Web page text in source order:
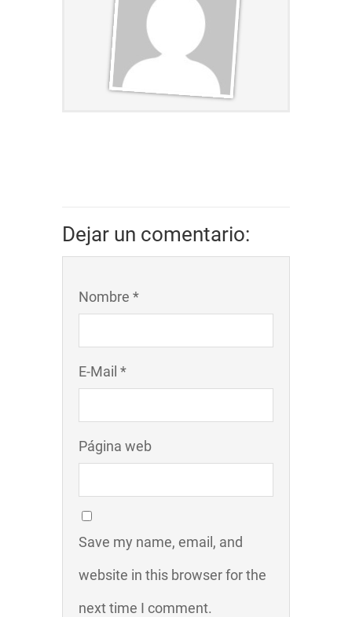
Dejar un comentario:
Nombre *
E-Mail *
Página web
Save my name, email, and
website in this browser for the
next time I comment.